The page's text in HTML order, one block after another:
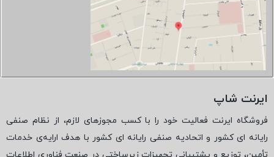
ایرنت شاپ
فروشگاه ایرنت فعالیت خود را با کسب مجوزهای لازم، از نظام صنفی
رایانه ای کشور و اتحادیه صنفی رایانه ای کشور با هدف ارایه‌ی خدمات